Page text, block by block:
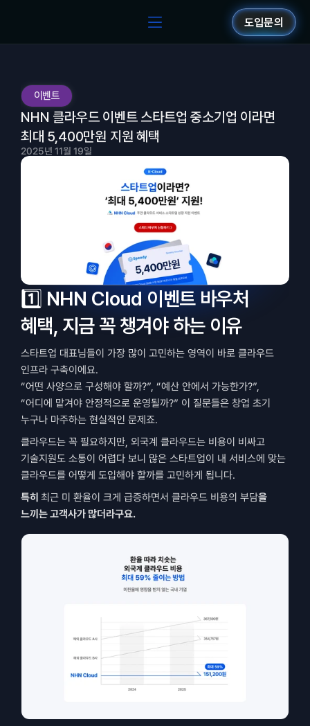
도입문의
이벤트
NHN 클라우드 이벤트 스타트업 중소기업 이라면
최대 5,400만원 지원 혜택
2025년 11월 19일
1️⃣ NHN Cloud 이벤트 바우처
혜택, 지금 꼭 챙겨야 하는 이유
스타트업 대표님들이 가장 많이 고민하는 영역이 바로 클라우드
인프라 구축이에요.
“어떤 사양으로 구성해야 할까?”, “예산 안에서 가능한가?”,
“어디에 맡겨야 안정적으로 운영될까?” 이 질문들은 창업 초기
누구나 마주하는 현실적인 문제죠.
클라우드는 꼭 필요하지만, 외국계 클라우드는 비용이 비싸고
기술지원도 소통이 어렵다 보니 많은 스타트업이 내 서비스에 맞는
클라우드를 어떻게 도입해야 할까를 고민하게 됩니다.
특히 최근 미 환율이 크게 급증하면서 클라우드 비용의 부담을
느끼는 고객사가 많더라구요.